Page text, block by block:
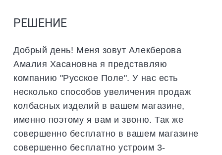
РЕШЕНИЕ
Добрый день! Меня зовут Алекберова
Амалия Хасановна я представляю
компанию "Русское Поле". У нас есть
несколько способов увеличения продаж
колбасных изделий в вашем магазине,
именно поэтому я вам и звоню. Так же
совершенно бесплатно в вашем магазине
совершенно бесплатно устроим 3-